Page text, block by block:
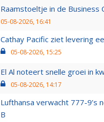
Raamstoeltje in de Business
05-08-2026, 16:41
Cathay Pacific ziet levering
05-08-2026, 15:25
El Al noteert snelle groei in
05-08-2026, 14:17
Lufthansa verwacht 777-9’s
B